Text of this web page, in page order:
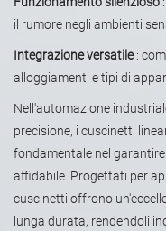
il rumore negli ambienti
Integrazione versatile:
alloggiamenti e tipi di
Nell'automazione
precisione, i cuscinetti
fondamentale nel
affidabile. Progettati per
cuscinetti offrono
lunga durata, rendendoli